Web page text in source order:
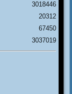
3018446
20312
67450
3037019